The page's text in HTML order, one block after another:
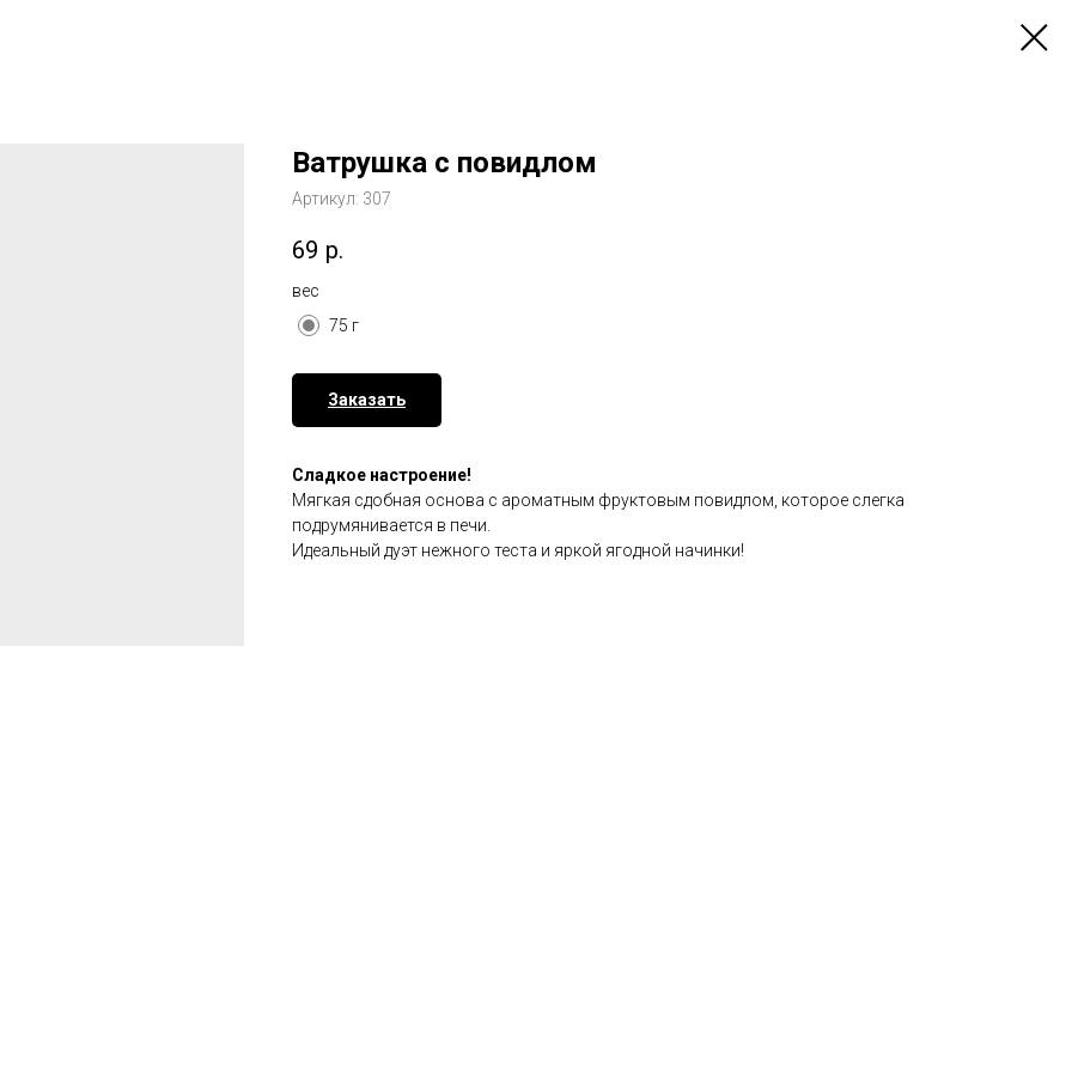
Ватрушка с повидлом
Артикул: 307
69 р.
вес
75 г
Заказать
Сладкое настроение!
Мягкая сдобная основа с ароматным фруктовым повидлом, которое слегка
подрумянивается в печи.
Идеальный дуэт нежного теста и яркой ягодной начинки!